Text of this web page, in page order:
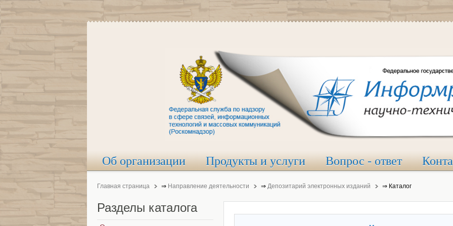
Об организации Продукты и услуги Вопрос - ответ
Главная страница ⇒ Направление деятельности ⇒ Депозитарий электронных изданий ⇒ Каталог
Разделы каталога